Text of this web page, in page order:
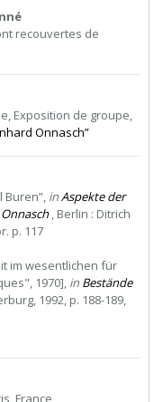
recouvertes de
Exposition de groupe,
Onnasch”
Buren”, inAspekte der
, Berlin : Ditrich
p. 117
im wesentlichen für
1970], in Bestände
1992, p. 188-189,
France